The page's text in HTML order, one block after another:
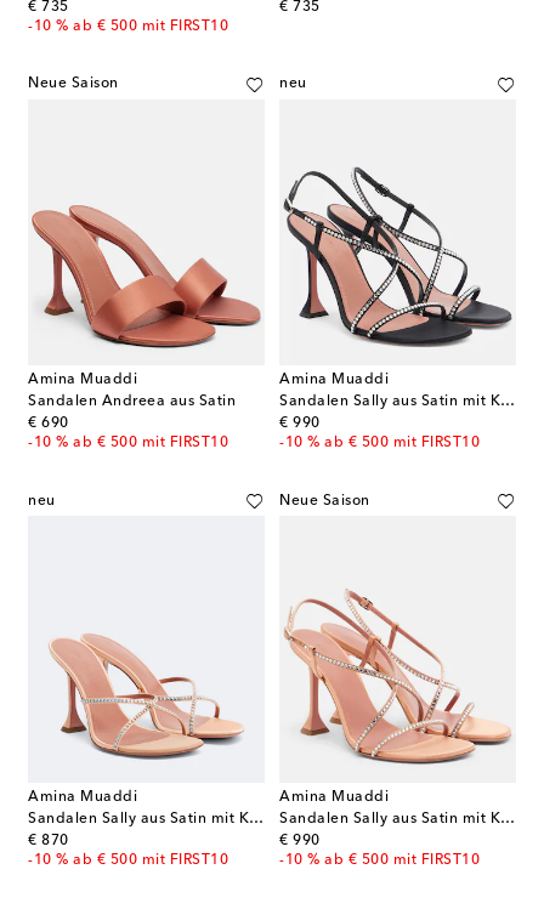
€ 735
original price
-10 % ab € 500 mit FIRST10
€ 735
original price
Neue Saison
Amina Muaddi
Sandalen Andreea aus Satin
€ 690
original price
-10 % ab € 500 mit FIRST10
neu
Amina Muaddi
Sandalen Sally aus Satin mit Kristallen
€ 990
original price
-10 % ab € 500 mit FIRST10
neu
Amina Muaddi
Sandalen Sally aus Satin mit Kristallen
€ 870
original price
-10 % ab € 500 mit FIRST10
Neue Saison
Amina Muaddi
Sandalen Sally aus Satin mit Kristallen
€ 990
original price
-10 % ab € 500 mit FIRST10